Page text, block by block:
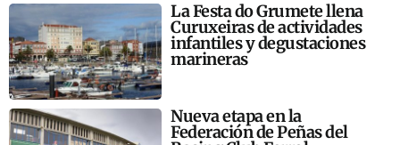
La Festa do Grumete llena
Curuxeiras de actividades
infantiles y degustaciones
marineras
Nueva etapa en la
Federación de Peñas del